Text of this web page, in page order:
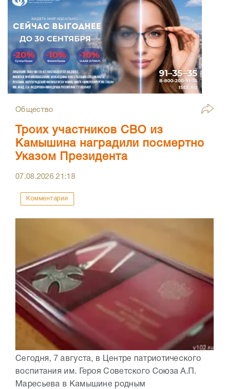
Общество
Троих участников СВО из
Камышина наградили посмертно
Указом Президента
07.08.202621:18
Комментарии
Сегодня, 7 августа, в Центре патриотического
воспитания им. Героя Советского Союза А.П.
Маресьева в Камышине родным